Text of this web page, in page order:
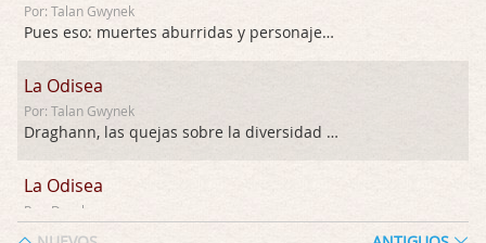
Por: Talan Gwynek
Pues eso: muertes aburridas y personajes p …
La Odisea
Por: Talan Gwynek
Draghann, las quejas sobre la diversidad s …
La Odisea
Por: Draghann
No sé si entrar en polémicas con respect …